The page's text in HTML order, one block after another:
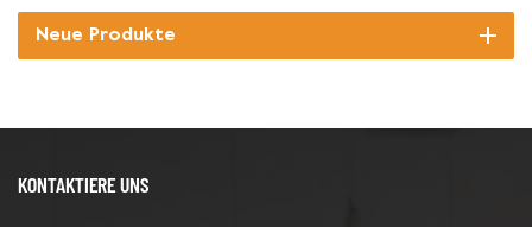
Neue Produkte
KONTAKTIERE UNS